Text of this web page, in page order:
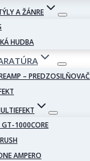
A ŽÁNRE
HUDBA
– PREDZOSILŇOVAČ
GT-1000CORE
AMPERO